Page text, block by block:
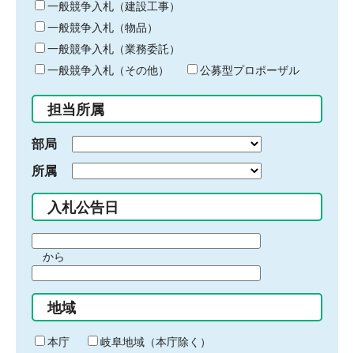
ー
ワ
ー
ド
入
力
一般競争入札（建設工事）
一般競争入札（物品）
一般競争入札（業務委託）
一般競争入札（その他）
公募型プロポーザル
担当所属
部局
所属
入札公告日
間
始
り
から
間
終
わ
地域
本庁
岐阜地域（本庁除く）